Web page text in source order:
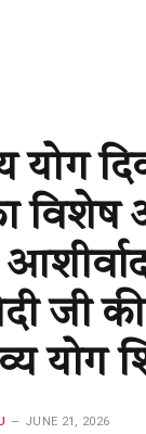
योग
जी
योग
JUNE 21, 2026